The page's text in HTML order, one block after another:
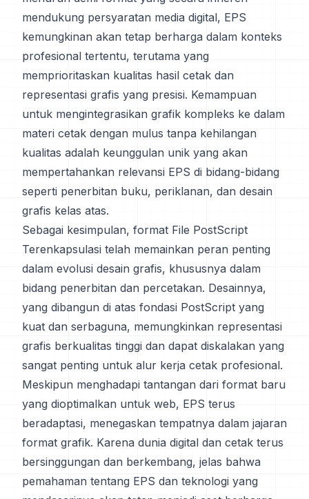
mendukung persyaratan media digital, EPS
kemungkinan akan tetap berharga dalam konteks
profesional tertentu, terutama yang
memprioritaskan kualitas hasil cetak dan
representasi grafis yang presisi. Kemampuan
untuk mengintegrasikan grafik kompleks ke dalam
materi cetak dengan mulus tanpa kehilangan
kualitas adalah keunggulan unik yang akan
mempertahankan relevansi EPS di bidang-bidang
seperti penerbitan buku, periklanan, dan desain
grafis kelas atas.
Sebagai kesimpulan, format File PostScript
Terenkapsulasi telah memainkan peran penting
dalam evolusi desain grafis, khususnya dalam
bidang penerbitan dan percetakan. Desainnya,
yang dibangun di atas fondasi PostScript yang
kuat dan serbaguna, memungkinkan representasi
grafis berkualitas tinggi dan dapat diskalakan yang
sangat penting untuk alur kerja cetak profesional.
Meskipun menghadapi tantangan dari format baru
yang dioptimalkan untuk web, EPS terus
beradaptasi, menegaskan tempatnya dalam jajaran
format grafik. Karena dunia digital dan cetak terus
bersinggungan dan berkembang, jelas bahwa
pemahaman tentang EPS dan teknologi yang